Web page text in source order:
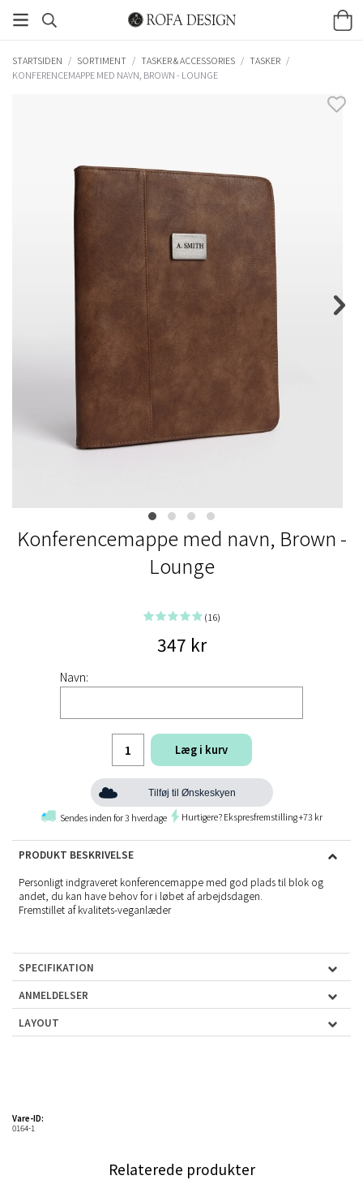
STARTSIDEN / SORTIMENT / TASKER & ACCESSORIES / TASKER /
KONFERENCEMAPPE MED NAVN, BROWN - LOUNGE
Konferencemappe med navn, Brown -
Lounge
(16)
347 kr
Navn:
Læg i kurv
Tilføj til Ønskeskyen
Sendes inden for 3 hverdage Hurtigere? Ekspresfremstilling +73 kr
PRODUKT BESKRIVELSE
Personligt indgraveret konferencemappe med god plads til blok og
andet, du kan have behov for i løbet af arbejdsdagen.
Fremstillet af kvalitets-veganlæder
SPECIFIKATION
ANMELDELSER
LAYOUT
Vare-ID:
0164-1
Relaterede produkter